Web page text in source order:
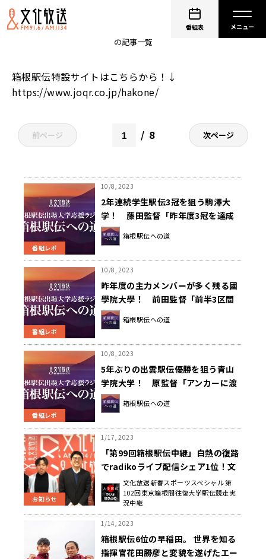
番組表
の記事一覧
箱根駅伝特設サイトはこちらから！↓
https://www.joqr.co.jp/hakone/
前ページ 8 次ページ
番組レポ
10/8, 2023
2年連続学生駅伝3冠を狙う駒澤大
学！ 藤田監督「昨年度3冠を達成
した駒澤史上最強のチームに対する
挑戦」～箱根駅伝への道～
箱根駅伝への道
番組レポ
10/8, 2023
昨年度の主力メンバーが多く残る國
學院大學！ 前田監督「前半3区間
の配置が非常に大事になってくる」
～箱根駅伝への道～
箱根駅伝への道
番組レポ
10/8, 2023
5年ぶりの出雲駅伝優勝を狙う青山
学院大学！ 原監督「アンカーに渡
るタイミングで20秒リードして襷を
渡すことができれば勝機が出てく
箱根駅伝への道
お知らせ
1/17, 2023
「第99回箱根駅伝中継」白熱の復路
でradikoライブ配信シェア1位！文
化放送ほか全国32局放送で大反響
文化放送新春スポーツスペシャル 第
102回東京箱根間往復大学駅伝競走実
況中継
1/14, 2023
箱根駅伝6位の早稲田。 世界を知る
指揮官花田勝彦と変貌を遂げたエー